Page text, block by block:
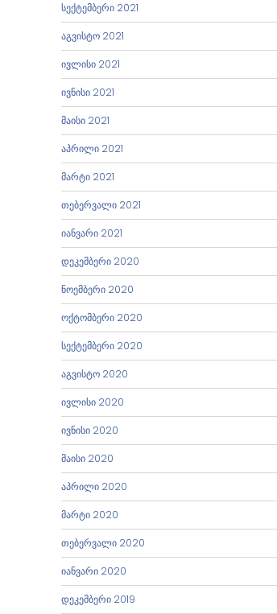
სექტემბერი 2021
აგვისტო 2021
ივლისი 2021
ივნისი 2021
მაისი 2021
აპრილი 2021
მარტი 2021
თებერვალი 2021
იანვარი 2021
დეკემბერი 2020
ნოემბერი 2020
ოქტომბერი 2020
სექტემბერი 2020
აგვისტო 2020
ივლისი 2020
ივნისი 2020
მაისი 2020
აპრილი 2020
მარტი 2020
თებერვალი 2020
იანვარი 2020
დეკემბერი 2019